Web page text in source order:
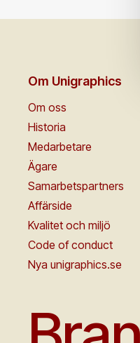
Om Unigraphics
Om oss
Historia
Medarbetare
Ägare
Samarbetspartners
Affärside
Kvalitet och miljö
Code of conduct
Nya unigraphics.se